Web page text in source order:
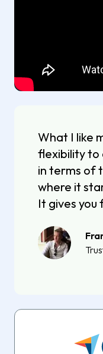
What I like
flexibility to
in terms of
where it
It gives you